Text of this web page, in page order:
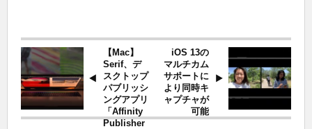
【Mac】
Serif、デ
スクトップ
パブリッシ
ングアプリ
「Affinity
Publisher
iOS 13の
マルチカム
サポートに
より同時キ
ャプチャが
可能